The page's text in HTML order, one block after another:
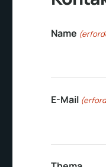
Name
E-Mail